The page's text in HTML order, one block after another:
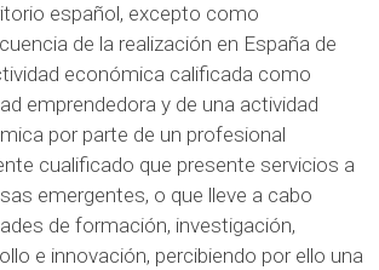
español, excepto como
de la realización en España de
económica calificada como
emprendedora y de una actividad
por parte de un profesional
cualificado que presente servicios a
emergentes, o que lleve a cabo
de formación, investigación,
e innovación, percibiendo por ello una